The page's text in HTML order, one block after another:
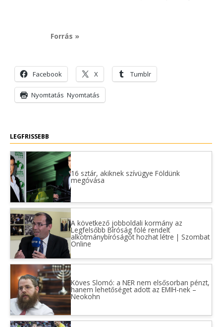
Forrás »
Facebook X Tumblr
Nyomtatás Nyomtatás
LEGFRISSEBB
16 sztár, akiknek szívügye Földünk
megóvása
A következő jobboldali kormány az
Legfelsőbb Bíróság fölé rendelt
alkotmánybíróságot hozhat létre | Szombat
Online
Köves Slomó: a NER nem elsősorban pénzt,
hanem lehetőséget adott az EMIH-nek –
Neokohn